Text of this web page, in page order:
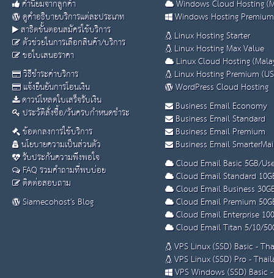
คำนิยมจากลูกค้า
ดูคำอธิบายบริการแต่ละประเภท
สาธิตขั้นตอนสมัครใช้บริการ
ตัวช่วยในการเลือกสินค้า/บริการ
ขอใบเสนอราคา
วิธีชำระค่าบริการ
แจ้งยืนยันการโอนเงิน
ดาวน์โหลดใบเสร็จรับเงิน
ประวัติสั่งซื้อ/วันครบกำหนดชำระ
ข้อตกลงการใช้บริการ
นโยบายความเป็นส่วนตัว
รับประกันความพึงพอใจ
FAQ รวมคำถามที่พบบ่อย
ติดต่อสอบถาม
Siamecohost's Blog
Windows Cloud Hosting
Windows Hosting
Linux Hosting Starter
Linux Hosting Max Value
Linux Cloud Hosting
Linux Hosting Premium
WordPress Cloud Hosting
Business Email Economy
Business Email Standard
Business Email Premium
Business Email
Cloud Email Basic 5GB/
Cloud Email Standard
Cloud Email Business
Cloud Email Premium
Cloud Email Enterprise
Cloud Email Titan 5/10/
VPS Linux (SSD) Basic -
VPS Linux (SSD) Pro -
VPS Windows (SSD) Basic